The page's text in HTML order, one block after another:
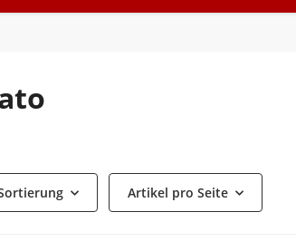
Artikel pro Seite